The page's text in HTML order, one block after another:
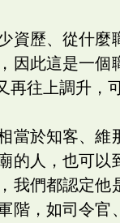
資歷、從什麼
因此這是一個
往上調升，
當於知客、維
的人，也可以
我們都認定他
階，如司令官